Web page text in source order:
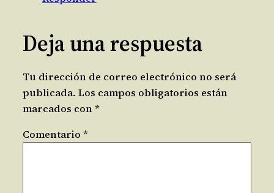
Deja una respuesta
Tu dirección de correo electrónico no será
publicada. Los campos obligatorios están
marcados con *
Comentario *